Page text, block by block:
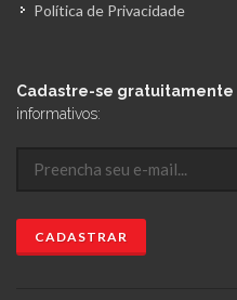
Política de Privacidade
Cadastre-se gratuitamente
informativos: